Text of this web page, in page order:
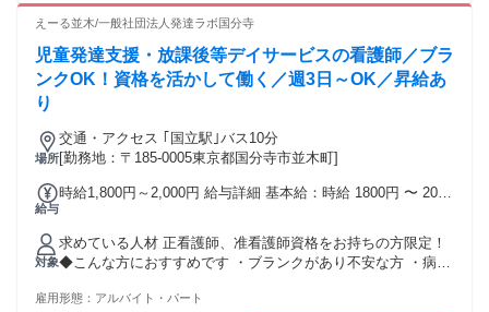
の実務経験がある方優遇 ●第2新卒・中高年・主婦の方も多数
えーる並木/一般社団法人発達ラボ国分寺
児童発達支援・放課後等デイサービスの看護師／ブラ
ンクOK！資格を活かして働く／週3日～OK／昇給あ
り
場所
交通・アクセス ｢国立駅｣バス10分
[勤務地：〒185-0005東京都国分寺市並木町]
給与
時給1,800円～2,000円 給与詳細 基本給：時給 1800円 〜 2000
手当300円
対象
求めている人材 正看護師、准看護師資格をお持ちの方限定！
◆こんな方におすすめです ・ブランクがあり不安な方 ・病院
がしたい方 ◆ゆくゆくは正社員として働きたい方も歓迎！ ※
雇用形態： アルバイト・パート